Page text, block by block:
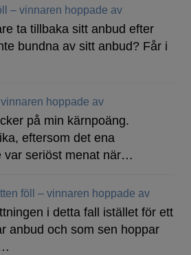
– vinnaren hoppade av
ta tillbaka sitt anbud efter
bundna av sitt anbud? Får i
hoppade av
på min kärnpoäng.
eftersom det ena
var seriöst menat när…
föll – vinnaren hoppade av
i detta fall istället för ett
anbud och som sen hoppar